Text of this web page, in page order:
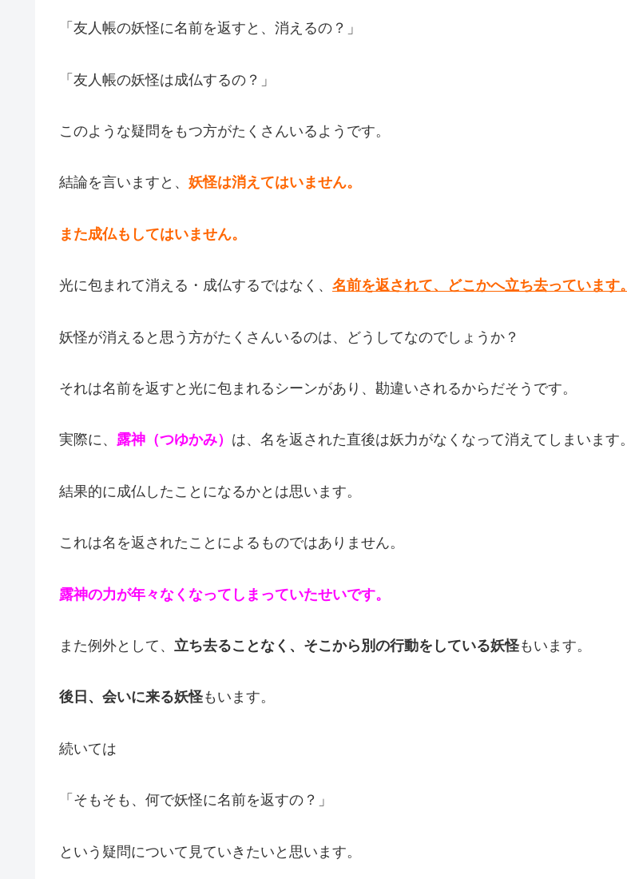
「友人帳の妖怪に名前を返すと、消えるの？」
「友人帳の妖怪は成仏するの？」
このような疑問をもつ方がたくさんいるようです。
結論を言いますと、 妖怪は消えてはいません。
また成仏もしてはいません。
光に包まれて消える・成仏するではなく、 名前を返されて、どこかへ立ち去っています。
妖怪が消えると思う方がたくさんいるのは、どうしてなのでしょうか？
それは名前を返すと光に包まれるシーンがあり、勘違いされるからだそうです。
実際に、 露神（つゆかみ） は、名を返された直後は妖力がなくなって消えてしまいます。
結果的に成仏したことになるかとは思います。
これは名を返されたことによるものではありません。
露神の力が年々なくなってしまっていたせいです。
また例外として、 立ち去ることなく、そこから別の行動をしている妖怪もいます。
後日、会いに来る妖怪もいます。
続いては
「そもそも、何で妖怪に名前を返すの？」
という疑問について見ていきたいと思います。